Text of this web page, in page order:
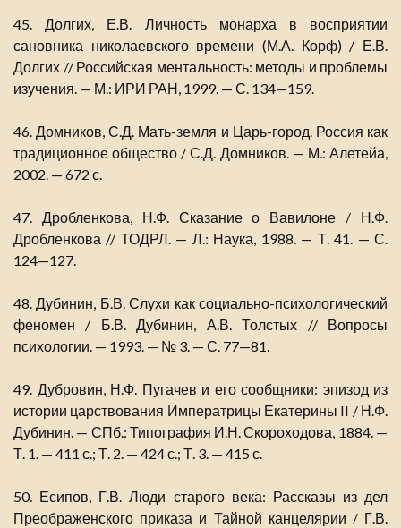
45. Долгих, Е.В. Личность монарха в восприятии
сановника николаевского времени (М.А. Корф) / Е.В.
Долгих // Российская ментальность: методы и проблемы
изучения. — М.: ИРИ РАН, 1999. — С. 134—159.
46. Домников, С.Д. Мать-земля и Царь-город. Россия как
традиционное общество / С.Д. Домников. — М.: Алетейа,
2002. — 672 с.
47. Дробленкова, Н.Ф. Сказание о Вавилоне / Н.Ф.
Дробленкова // ТОДРЛ. — Л.: Наука, 1988. — Т. 41. — С.
124—127.
48. Дубинин, Б.В. Слухи как социально-психологический
феномен / Б.В. Дубинин, А.В. Толстых // Вопросы
психологии. — 1993. — № 3. — С. 77—81.
49. Дубровин, Н.Ф. Пугачев и его сообщники: эпизод из
истории царствования Императрицы Екатерины II / Н.Ф.
Дубинин. — СПб.: Типография И.Н. Скороходова, 1884. —
Т. 1. — 411 с.; Т. 2. — 424 с.; Т. 3. — 415 с.
50. Есипов, Г.В. Люди старого века: Рассказы из дел
Преображенского приказа и Тайной канцелярии / Г.В.